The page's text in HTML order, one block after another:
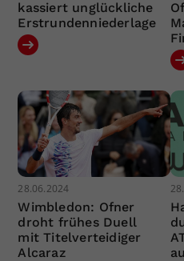
kassiert unglückliche
Erstrundenniederlage
28.06.2024
Wimbledon: Ofner
droht frühes Duell
mit Titelverteidiger
Alcaraz